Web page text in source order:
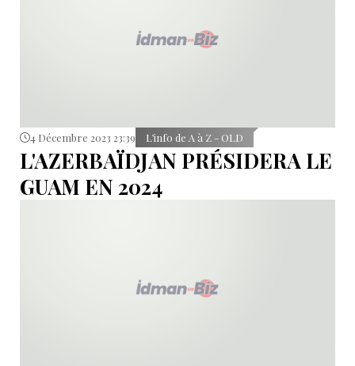
4 Décembre 2023 23:39 L’info de A à Z - OLD
L'AZERBAÏDJAN PRÉSIDERA LE
GUAM EN 2024